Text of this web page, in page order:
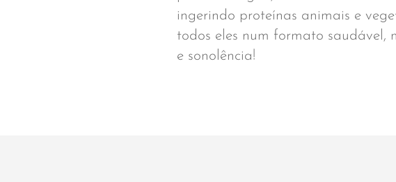
ingerindo proteínas animais e
todos eles num formato saudável,
e sonolência!